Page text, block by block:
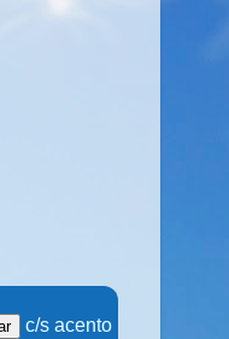
c/s acento